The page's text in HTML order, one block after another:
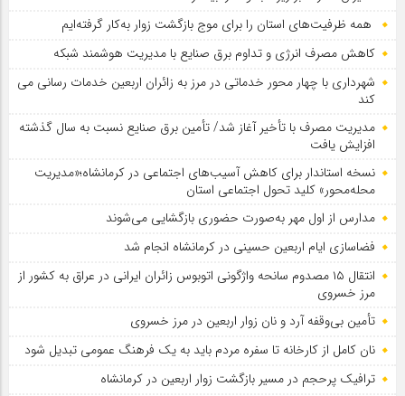
همه ظرفیت‌های استان را برای موج بازگشت زوار به‌کار گرفته‌ایم
کاهش مصرف انرژی و تداوم برق صنایع با مدیریت هوشمند شبکه
شهرداری با چهار محور خدماتی در مرز به زائران اربعین خدمات رسانی می
کند
مدیریت مصرف با تأخیر آغاز شد/ تأمین برق صنایع نسبت به سال گذشته
افزایش یافت
نسخه استاندار برای کاهش آسیب‌های اجتماعی در کرمانشاه؛«مدیریت
محله‌محور» کلید تحول اجتماعی استان
مدارس از اول مهر به‌صورت حضوری بازگشایی می‌شوند
فضاسازی ایام اربعین حسینی در کرمانشاه انجام شد
انتقال ۱۵ مصدوم سانحه واژگونی اتوبوس زائران ایرانی در عراق به کشور از
مرز خسروی
تأمین بی‌وقفه آرد و نان زوار اربعین در مرز خسروی
نان کامل از کارخانه تا سفره مردم باید به یک فرهنگ عمومی تبدیل شود
ترافیک پرحجم در مسیر بازگشت زوار اربعین در کرمانشاه